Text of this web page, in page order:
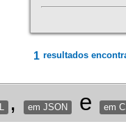
1 resultados
, em JSON e em